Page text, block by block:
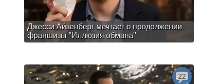
Джесси Айзенберг мечтает о продолжении
франшизы "Иллюзия обмана"
22